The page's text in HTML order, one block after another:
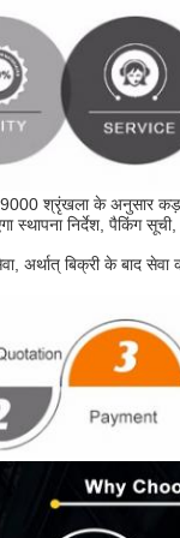
9000 श्रृंखला के अनुसार
स्थापना निर्देश, पैकिंग
अर्थात् बिक्री के बाद